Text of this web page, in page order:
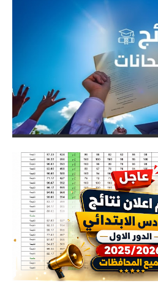
المنح المالية
قطع الاراضي
اخبار العراق
الاخبار السياسية
الاخبار الامنية
الاخبار الاقتصادية
الاخبار الرياضية
المدارس
اخبار وقرارات وزارة التربية
نتائج الامتحانات